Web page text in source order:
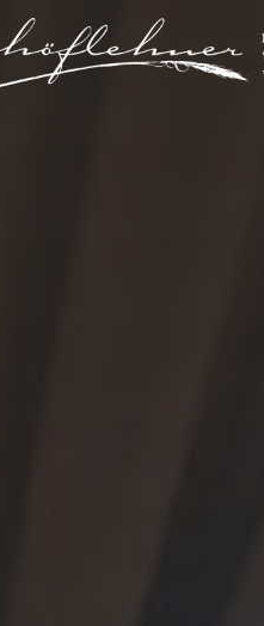
Logo Natur- und